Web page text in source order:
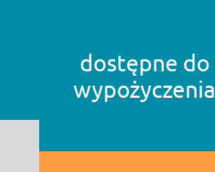
dostępne do
wypożyczenia